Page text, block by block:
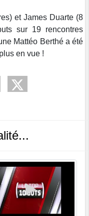
et James Duarte (8
sur 19 rencontres
Mattéo Berthé a été
en vue !